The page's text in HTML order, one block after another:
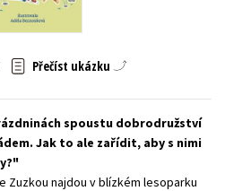
literatura
tituly
Přečíst ukázku
spoustu dobrodružství
Jak to ale zařídit, aby s nimi
Zuzkou najdou v blízkém lesoparku